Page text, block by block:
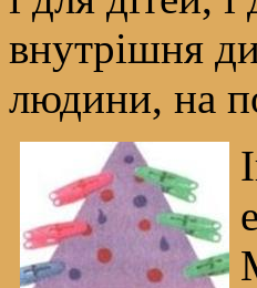
внутрішня
людини, на